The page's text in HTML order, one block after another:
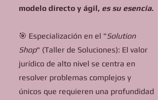
modelo directo y ágil, es su esencia.
🎯 Especialización en el "Solution
Shop" (Taller de Soluciones): El valor
jurídico de alto nivel se centra en
resolver problemas complejos y
únicos que requieren una profundidad